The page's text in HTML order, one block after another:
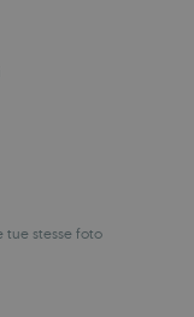
tue stesse foto